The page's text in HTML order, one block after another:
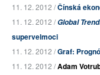
11. 12. 2012 /Čínská
11. 12. 2012 /Global
supervelmoci
11. 12. 2012 /Graf:
11. 12. 2012 /Adam